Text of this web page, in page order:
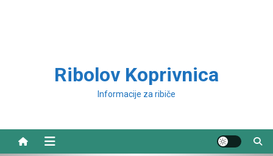
Ribolov Koprivnica
Informacije za ribiče